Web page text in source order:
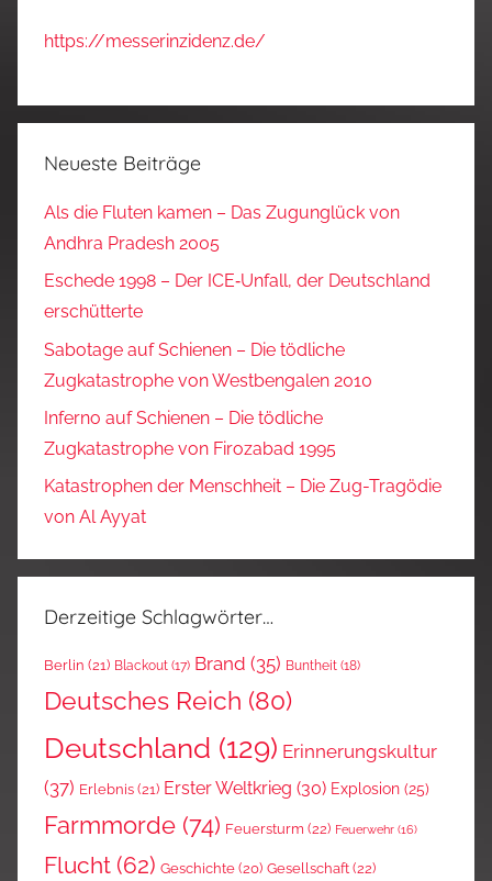
https://messerinzidenz.de/
Neueste Beiträge
Als die Fluten kamen – Das Zugunglück von
Andhra Pradesh 2005
Eschede 1998 – Der ICE‑Unfall, der Deutschland
erschütterte
Sabotage auf Schienen – Die tödliche
Zugkatastrophe von Westbengalen 2010
Inferno auf Schienen – Die tödliche
Zugkatastrophe von Firozabad 1995
Katastrophen der Menschheit – Die Zug-Tragödie
von Al Ayyat
Derzeitige Schlagwörter…
Berlin (21) Blackout (17) Brand (35) Buntheit (18)
Deutsches Reich (80)
Deutschland (129) Erinnerungskultur
(37) Erlebnis (21) Erster Weltkrieg (30) Explosion (25)
Farmmorde (74) Feuersturm (22) Feuerwehr (16)
Flucht (62) Geschichte (20) Gesellschaft(22)